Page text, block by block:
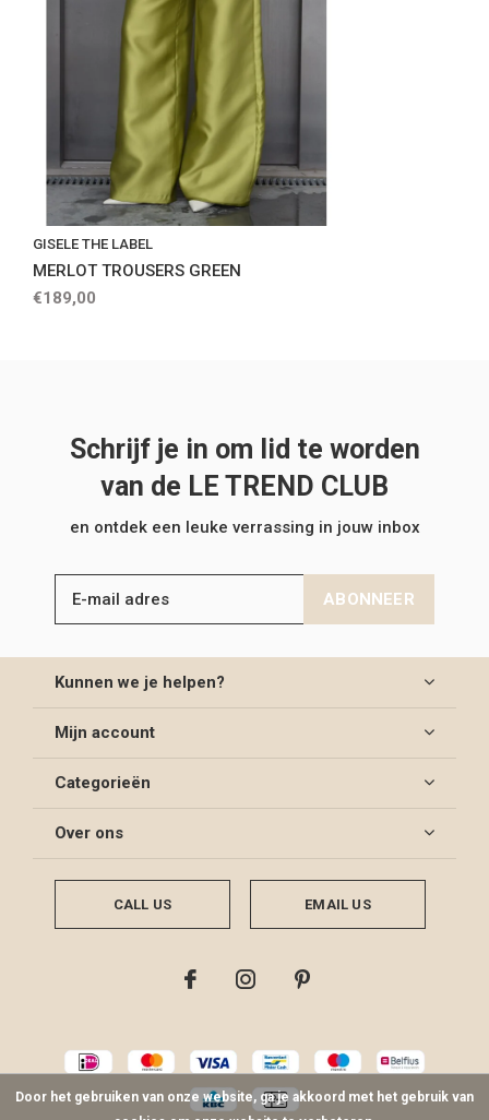
GISELE THE LABEL
MERLOT TROUSERS GREEN
€189,00
Schrijf je in om lid te worden
van de LE TREND CLUB
en ontdek een leuke verrassing in jouw inbox
ABONNEER
Kunnen we je helpen?
Mijn account
Categorieën
Over ons
CALL US EMAIL US
Door het gebruiken van onze website, ga je akkoord met het gebruik van